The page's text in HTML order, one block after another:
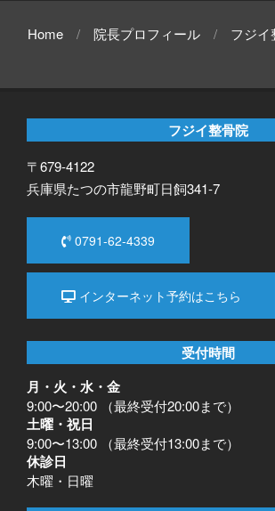
Home 院長プロフィール フジイ
フジイ整骨院
〒679-4122
兵庫県たつの市龍野町日飼341-7
0791-62-4339
インターネット予約はこちら
受付時間
月・火・水・金
9:00〜20:00 （最終受付20:00まで）
土曜・祝日
9:00〜13:00 （最終受付13:00まで）
休診日
木曜・日曜